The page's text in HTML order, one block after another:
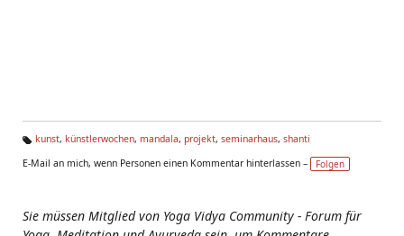
g
kunst, künstlerwochen, mandala, projekt, seminarhaus, shanti
E-Mail an mich, wenn Personen einen Kommentar hinterlassen –
Folgen
Sie müssen Mitglied von Yoga Vidya Community - Forum für